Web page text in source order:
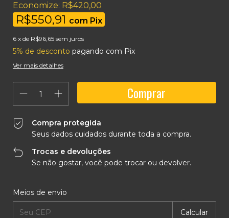
Economize: R$420,00
R$550,91 com Pix
6 x de R$96,65 sem juros
5% de desconto pagando com Pix
Ver mais detalhes
Compra protegida
Seus dados cuidados durante toda a compra.
Trocas e devoluções
Se não gostar, você pode trocar ou devolver.
Entregas para o CEP:
Meios de envio
Calcular